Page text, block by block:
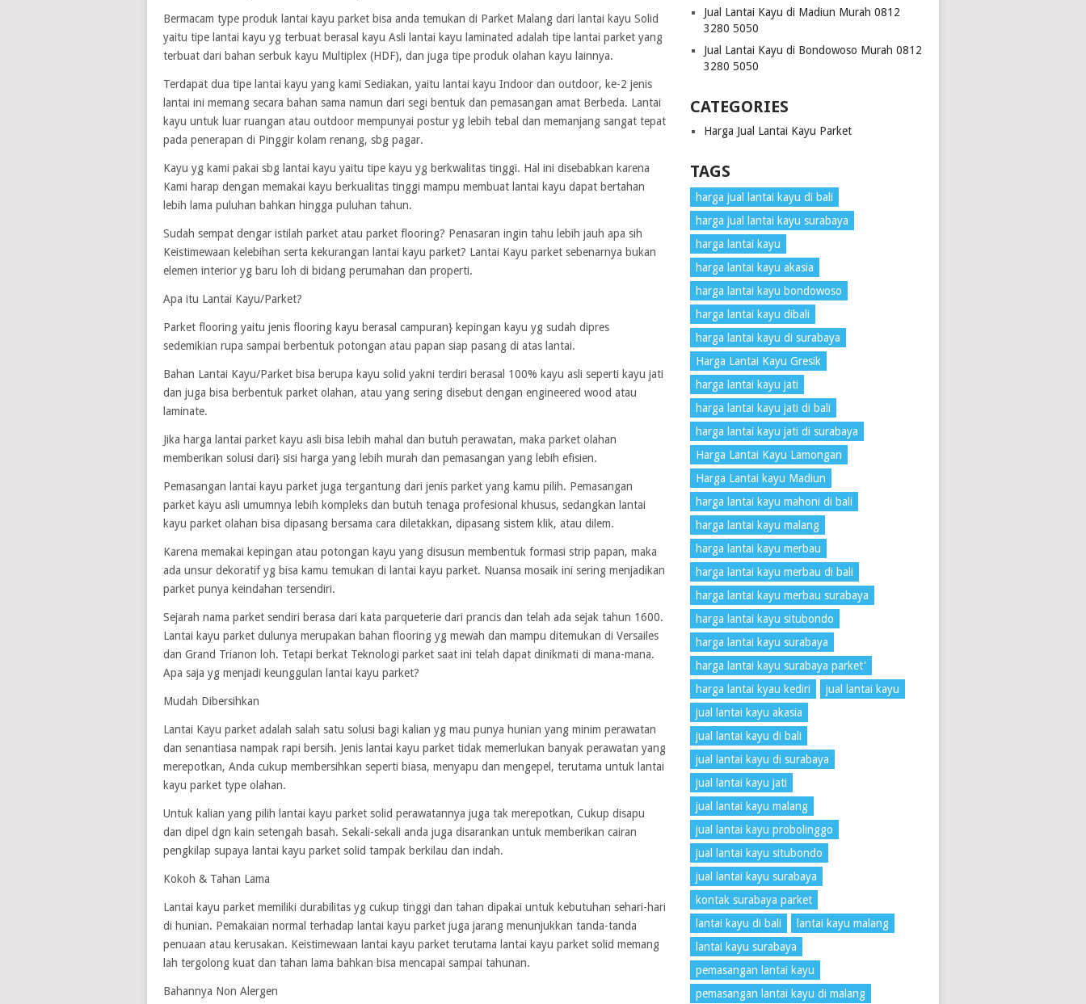
Bermacam type produk lantai kayu parket bisa anda temukan di Parket Malang dari lantai kayu Solid
yaitu tipe lantai kayu yg terbuat berasal kayu Asli lantai kayu laminated adalah tipe lantai parket yang
terbuat dari bahan serbuk kayu Multiplex (HDF), dan juga tipe produk olahan kayu lainnya.
Terdapat dua tipe lantai kayu yang kami Sediakan, yaitu lantai kayu Indoor dan outdoor, ke-2 jenis
lantai ini memang secara bahan sama namun dari segi bentuk dan pemasangan amat Berbeda. Lantai
kayu untuk luar ruangan atau outdoor mempunyai postur yg lebih tebal dan memanjang sangat tepat
pada penerapan di Pinggir kolam renang, sbg pagar.
Kayu yg kami pakai sbg lantai kayu yaitu tipe kayu yg berkwalitas tinggi. Hal ini disebabkan karena
Kami harap dengan memakai kayu berkualitas tinggi mampu membuat lantai kayu dapat bertahan
lebih lama puluhan bahkan hingga puluhan tahun.
Sudah sempat dengar istilah parket atau parket flooring? Penasaran ingin tahu lebih jauh apa sih
Keistimewaan kelebihan serta kekurangan lantai kayu parket? Lantai Kayu parket sebenarnya bukan
elemen interior yg baru loh di bidang perumahan dan properti.
Apa itu Lantai Kayu/Parket?
Parket flooring yaitu jenis flooring kayu berasal campuran} kepingan kayu yg sudah dipres
sedemikian rupa sampai berbentuk potongan atau papan siap pasang di atas lantai.
Bahan Lantai Kayu/Parket bisa berupa kayu solid yakni terdiri berasal 100% kayu asli seperti kayu jati
dan juga bisa berbentuk parket olahan, atau yang sering disebut dengan engineered wood atau
laminate.
Jika harga lantai parket kayu asli bisa lebih mahal dan butuh perawatan, maka parket olahan
memberikan solusi dari} sisi harga yang lebih murah dan pemasangan yang lebih efisien.
Pemasangan lantai kayu parket juga tergantung dari jenis parket yang kamu pilih. Pemasangan
parket kayu asli umumnya lebih kompleks dan butuh tenaga profesional khusus, sedangkan lantai
kayu parket olahan bisa dipasang bersama cara diletakkan, dipasang sistem klik, atau dilem.
Karena memakai kepingan atau potongan kayu yang disusun membentuk formasi strip papan, maka
ada unsur dekoratif yg bisa kamu temukan di lantai kayu parket. Nuansa mosaik ini sering menjadikan
parket punya keindahan tersendiri.
Sejarah nama parket sendiri berasa dari kata parqueterie dari prancis dan telah ada sejak tahun 1600.
Lantai kayu parket dulunya merupakan bahan flooring yg mewah dan mampu ditemukan di Versailes
dan Grand Trianon loh. Tetapi berkat Teknologi parket saat ini telah dapat dinikmati di mana-mana.
Apa saja yg menjadi keunggulan lantai kayu parket?
Mudah Dibersihkan
Lantai Kayu parket adalah salah satu solusi bagi kalian yg mau punya hunian yang minim perawatan
dan senantiasa nampak rapi bersih. Jenis lantai kayu parket tidak memerlukan banyak perawatan yang
merepotkan, Anda cukup membersihkan seperti biasa, menyapu dan mengepel, terutama untuk lantai
kayu parket type olahan.
Untuk kalian yang pilih lantai kayu parket solid perawatannya juga tak merepotkan, Cukup disapu
dan dipel dgn kain setengah basah. Sekali-sekali anda juga disarankan untuk memberikan cairan
pengkilap supaya lantai kayu parket solid tampak berkilau dan indah.
Kokoh & Tahan Lama
Lantai kayu parket memiliki durabilitas yg cukup tinggi dan tahan dipakai untuk kebutuhan sehari-hari
di hunian. Pemakaian normal terhadap lantai kayu parket juga jarang menunjukkan tanda-tanda
penuaan atau kerusakan. Keistimewaan lantai kayu parket terutama lantai kayu parket solid memang
lah tergolong kuat dan tahan lama bahkan bisa mencapai sampai tahunan.
Bahannya Non Alergen
Jual Lantai Kayu di Madiun Murah 0812
3280 5050
Jual Lantai Kayu di Bondowoso Murah 0812
3280 5050
CATEGORIES
Harga Jual Lantai Kayu Parket
TAGS
harga jual lantai kayu di bali
harga jual lantai kayu surabaya
harga lantai kayu
harga lantai kayu akasia
harga lantai kayu bondowoso
harga lantai kayu dibali
harga lantai kayu di surabaya
Harga Lantai Kayu Gresik
harga lantai kayu jati
harga lantai kayu jati di bali
harga lantai kayu jati di surabaya
Harga Lantai Kayu Lamongan
Harga Lantai kayu Madiun
harga lantai kayu mahoni di bali
harga lantai kayu malang
harga lantai kayu merbau
harga lantai kayu merbau di bali
harga lantai kayu merbau surabaya
harga lantai kayu situbondo
harga lantai kayu surabaya
harga lantai kayu surabaya parket'
harga lantai kyau kediri
jual lantai kayu
jual lantai kayu akasia
jual lantai kayu di bali
jual lantai kayu di surabaya
jual lantai kayu jati
jual lantai kayu malang
jual lantai kayu probolinggo
jual lantai kayu situbondo
jual lantai kayu surabaya
kontak surabaya parket
lantai kayu di bali
lantai kayu malang
lantai kayu surabaya
pemasangan lantai kayu
pemasangan lantai kayu di malang